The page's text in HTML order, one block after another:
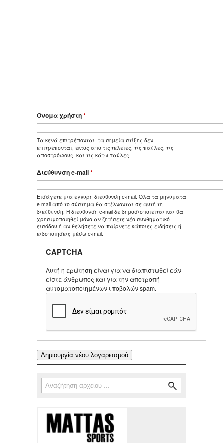
Όνομα χρήστη*
Τα κενά επιτρέπονται· τα σημεία στίξης δεν
επιτρέπονται, εκτός από τις τελείες, τις παύλες, τις
αποστρόφους, και τις κάτω παύλες.
Διεύθυνση e-mail*
Εισάγετε μια έγκυρη διεύθυνση e-mail. Όλα τα μηνύματα
e-mail από το σύστημα θα στέλνονται σε αυτή τη
διεύθυνση. Η διεύθυνση e-mail δε δημοσιοποιείται και θα
χρησιμοποιηθεί μόνο αν ζητήσετε νέο συνθηματικό
εισόδου ή αν θελήσετε να παίρνετε κάποιες ειδήσεις ή
ειδοποιήσεις μέσω e-mail.
CAPTCHA
Αυτή η ερώτηση είναι για να διαπιστωθεί εάν
είστε άνθρωπος και για την αποτροπή
αυτοματοποιημένων υποβολών spam.
Φόρμα αναζήτησης
Αναζήτηση